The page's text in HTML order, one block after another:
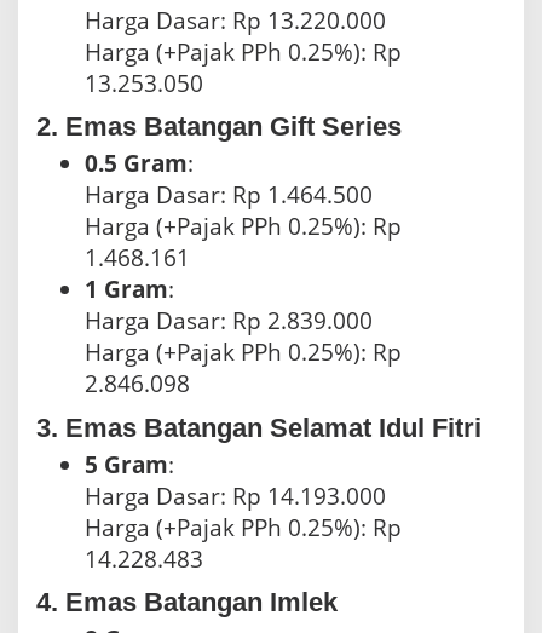
Harga Dasar: Rp 13.220.000
Harga (+Pajak PPh 0.25%): Rp
13.253.050
2. Emas Batangan Gift Series
0.5 Gram:
Harga Dasar: Rp 1.464.500
Harga (+Pajak PPh 0.25%): Rp
1.468.161
1 Gram:
Harga Dasar: Rp 2.839.000
Harga (+Pajak PPh 0.25%): Rp
2.846.098
3. Emas Batangan Selamat Idul Fitri
5 Gram:
Harga Dasar: Rp 14.193.000
Harga (+Pajak PPh 0.25%): Rp
14.228.483
4. Emas Batangan Imlek